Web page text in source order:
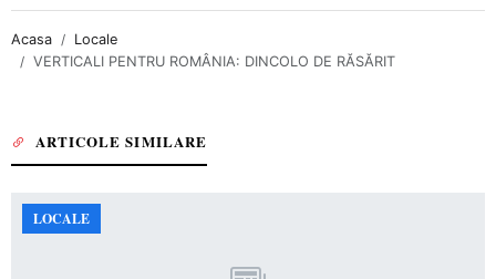
Acasa
Locale
VERTICALI PENTRU ROMÂNIA: DINCOLO DE RĂSĂRIT
ARTICOLE SIMILARE
LOCALE